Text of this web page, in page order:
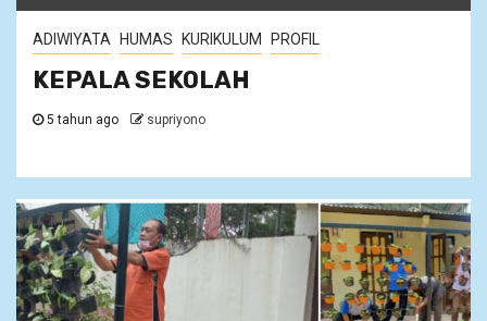
ADIWIYATA HUMAS KURIKULUM PROFIL
KEPALA SEKOLAH
5 tahun ago supriyono